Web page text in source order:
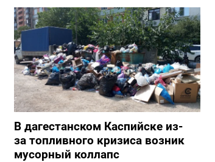
В дагестанском Каспийске из-
за топливного кризиса возник
мусорный коллапс